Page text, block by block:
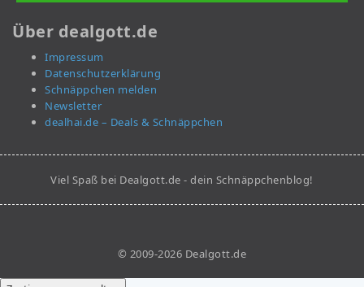
Über dealgott.de
Impressum
Datenschutzerklärung
Schnäppchen melden
Newsletter
dealhai.de – Deals & Schnäppchen
Viel Spaß bei Dealgott.de - dein Schnäppchenblog!
© 2009-2026 Dealgott.de